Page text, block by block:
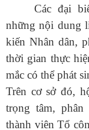
Các đại
những nội dung
kiến Nhân dân,
thời gian thực
mắc có thể phát
Trên cơ sở đó,
trọng tâm,
thành viên Tổ